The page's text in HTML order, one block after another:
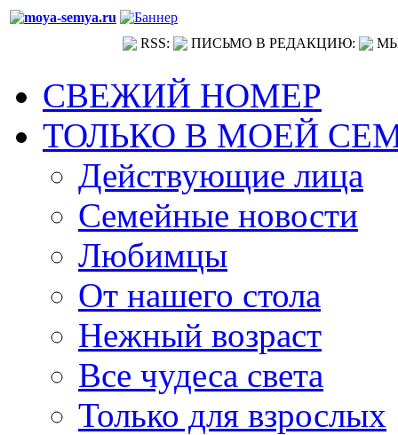
RSS: ПИСЬМО В РЕДАКЦИЮ:
СВЕЖИЙ НОМЕР
ТОЛЬКО В МОЕЙ
Действующие лица
Семейные новости
Любимцы
От нашего стола
Нежный возраст
Все чудеса света
Только для взрослых